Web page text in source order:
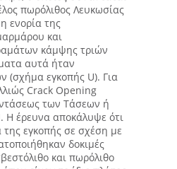
πωρόλιθος Λευκωσίας
ενορία της
και
κάμψης τριών
αυτά ήταν
(σχήμα εγκοπής U). Για
Crack Opening
των Τάσεων ή
Η έρευνα αποκάλυψε ότι
εγκοπής σε σχέση με
δοκιμές
και πωρόλιθο